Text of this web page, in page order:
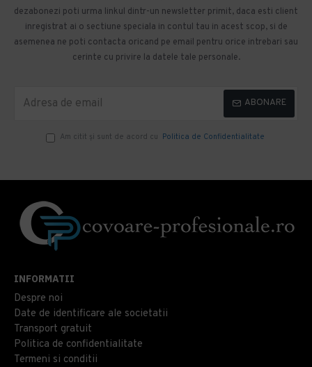
dezabonezi poti urma linkul dintr-un newsletter primit, daca esti client
inregistrat ai o sectiune speciala in contul tau in acest scop, si de
asemenea ne poti contacta oricand pe email pentru orice intrebari sau
cerinte cu privire la datele tale personale.
ABONARE
Am citit şi sunt de acord cu Politica de Confidentialitate
INFORMATII
Despre noi
Date de identificare ale societatii
Transport gratuit
Politica de confidentialitate
Termeni si conditii